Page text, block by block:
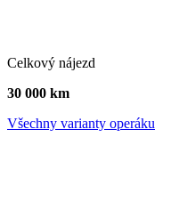
Celkový nájezd
30 000 km
Všechny varianty operáku